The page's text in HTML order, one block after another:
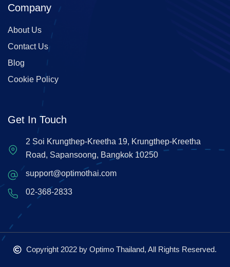
Company
About Us
Contact Us
Blog
Cookie Policy
Get In Touch
2 Soi Krungthep-Kreetha 19, Krungthep-Kreetha
Road, Sapansoong, Bangkok 10250
support@optimothai.com
02-368-2833
Copyright 2022 by Optimo Thailand, All Rights Reserved.